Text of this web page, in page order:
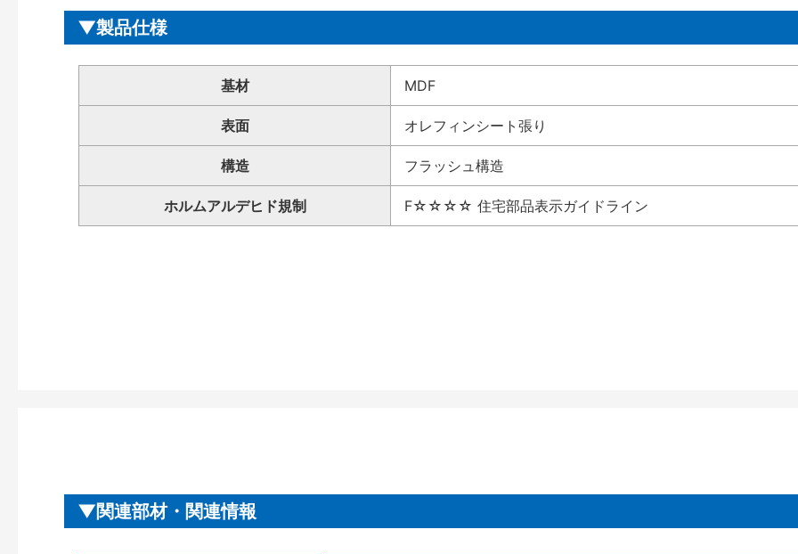
製品仕様
基材 MDF
表面 オレフィンシート張り
構造 フラッシュ構造
ホルムアルデヒド規制 F☆☆☆☆ 住宅部品表示ガイドライン
関連部材・関連情報